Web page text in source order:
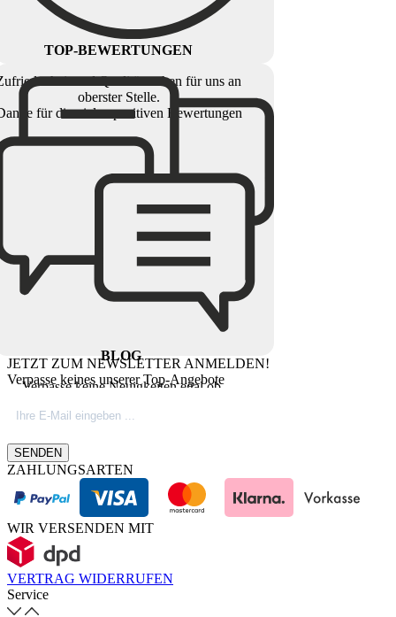
TOP-BEWERTUNGEN
und Qualität stehen für uns an
oberster Stelle.
für die vielen positiven Bewertungen
BLOG
Verpasse keine Neuigkeiten egal ob
Firmeninfos. Besuche unseren Blog.
JETZT ZUM NEWSLETTER ANMELDEN!
Verpasse keines unserer Top-Angebote
SENDEN
ZAHLUNGSARTEN
WIR VERSENDEN MIT
VERTRAG WIDERRUFEN
Service